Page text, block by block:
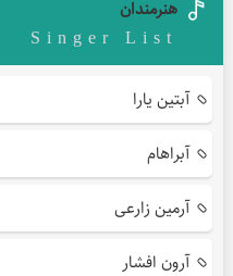
هنرمندان
Singer List
آبتین یارا
آبراهام
آرمین زارعی
آرون افشار